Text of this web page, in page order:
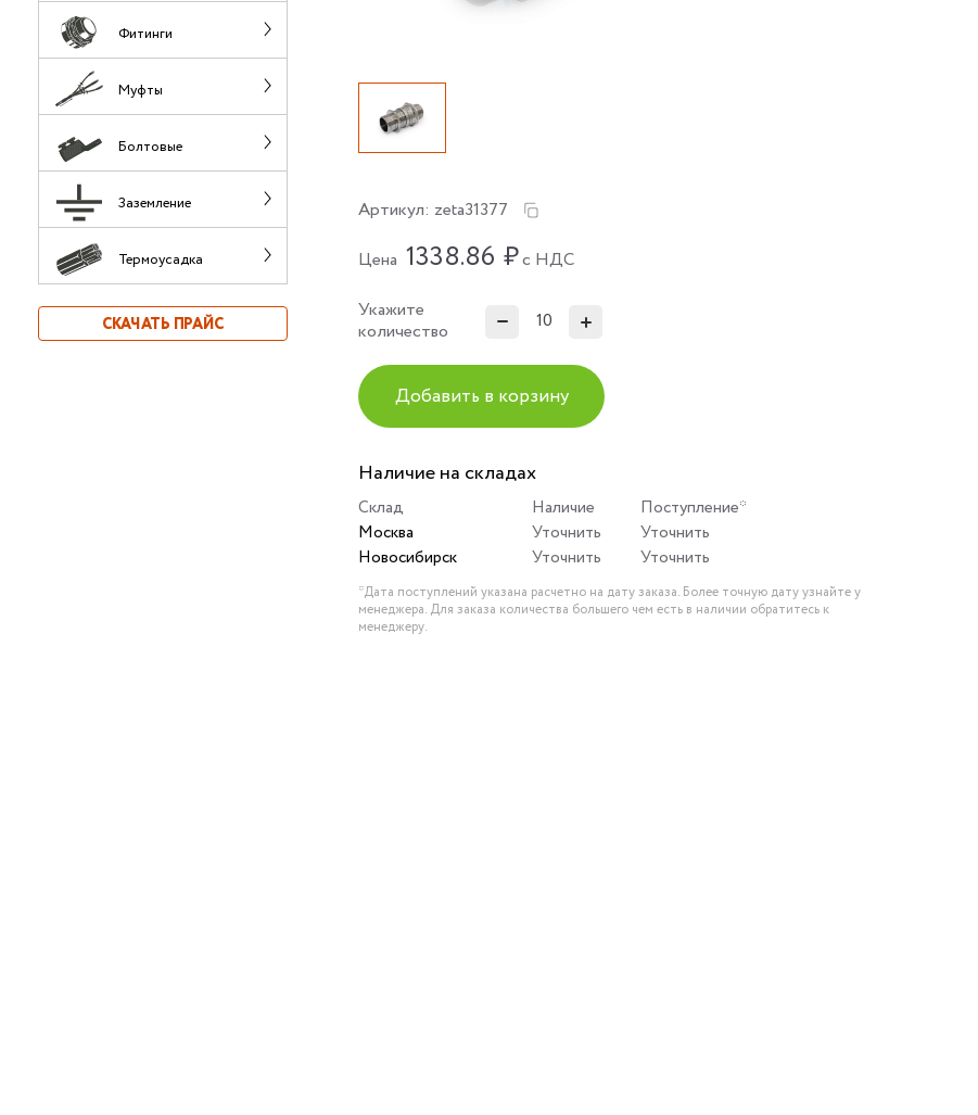
Фитинги
Муфты
Болтовые
Заземление
Термоусадка
СКАЧАТЬ ПРАЙС
Артикул: zeta31377
Цена 1338.86 ₽с НДС
Укажите
количество
Добавить в корзину
Наличие на складах
Склад Наличие
Поступление*
Москва
Уточнить
Уточнить
Новосибирск
Уточнить Уточнить
*Дата поступлений указана расчетно на дату заказа. Более точную дату узнайте у
менеджера. Для заказа количества большего чем есть в наличии обратитесь к
менеджеру.